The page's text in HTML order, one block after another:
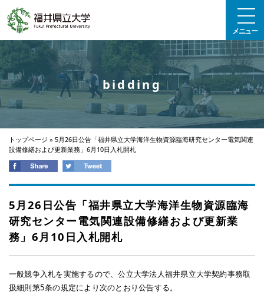
メニュー
bidding
トップページ » 5月26日公告「福井県立大学海洋生物資源臨海研究センター電気関連
設備修繕および更新業務」6月10日入札開札
5月26日公告「福井県立大学海洋生物資源臨海
研究センター電気関連設備修繕および更新業
務」6月10日入札開札
一般競争入札を実施するので、公立大学法人福井県立大学契約事務取
扱細則第5条の規定により次のとおり公告する。